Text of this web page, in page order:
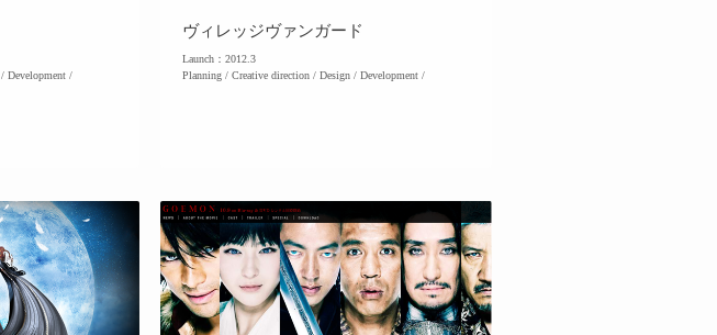
Development /
ヴィレッジヴァンガード
Launch：2012.3
Planning / Creative direction / Design / Development /